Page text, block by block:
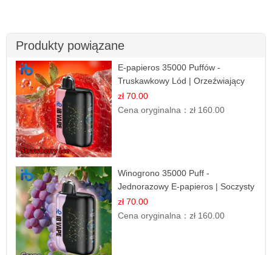
Produkty powiązane
E-papieros 35000 Puffów -
Truskawkowy Lód | Orzeźwiający
Smak
zł 70.00
Cena oryginalna：zł 160.00
Winogrono 35000 Puff -
Jednorazowy E-papieros | Soczysty
Smak Winogron
zł 70.00
Cena oryginalna：zł 160.00